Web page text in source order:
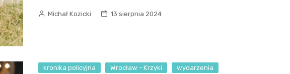
Michał Kozicki 13 sierpnia 2024
kronika policyjna Wrocław - Krzyki wydarzenia